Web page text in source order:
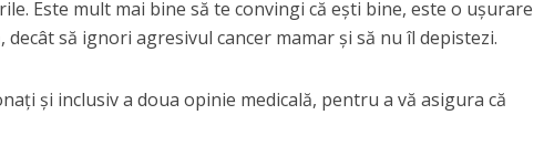
Este mult mai bine să te convingi că ești bine, este o ușurare
să ignori agresivul cancer mamar și să nu îl depistezi.
și inclusiv a doua opinie medicală, pentru a vă asigura că